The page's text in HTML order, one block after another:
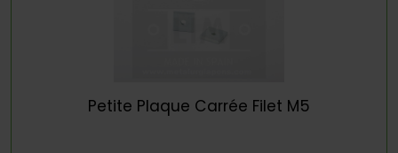
Petite Plaque Carrée Filet M5